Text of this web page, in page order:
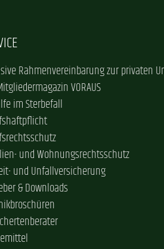
Rahmenvereinbarung zur privaten
VORAUS
im Sterbefall
und Wohnungsrechtsschutz
und Unfallversicherung
& Downloads